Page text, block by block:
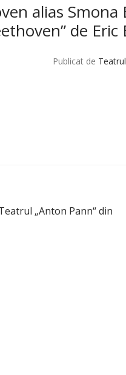
alias
de
Publicat de
„Anton Pann“ din